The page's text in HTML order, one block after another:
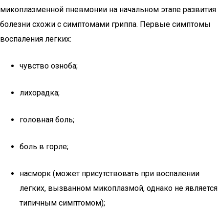
микоплазменной пневмонии на начальном этапе развития
болезни схожи с симптомами гриппа. Первые симптомы
воспаления легких:
чувство озноба;
лихорадка;
головная боль;
боль в горле;
насморк (может присутствовать при воспалении
легких, вызванном микоплазмой, однако не является
типичным симптомом);